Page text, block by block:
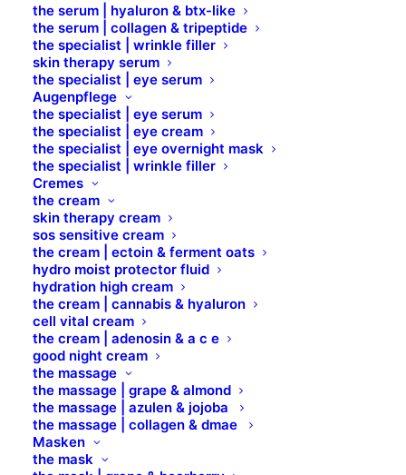
the serum | hyaluron & btx-like
the serum | collagen & tripeptide
the specialist | wrinkle filler
skin therapy serum
the specialist | eye serum
Augenpflege
the specialist | eye serum
the specialist | eye cream
the specialist | eye overnight mask
the specialist | wrinkle filler
Cremes
the cream
skin therapy cream
sos sensitive cream
the cream | ectoin & ferment oats
hydro moist protector fluid
hydration high cream
the cream | cannabis & hyaluron
cell vital cream
the cream | adenosin & a c e
good night cream
the massage
the massage | grape & almond
the massage | azulen & jojoba
the massage | collagen & dmae
Masken
the mask
Calming Soft Cleanser
sanfte Reinigungsmilch
für die empfindliche und zu Rötungen neigende Haut